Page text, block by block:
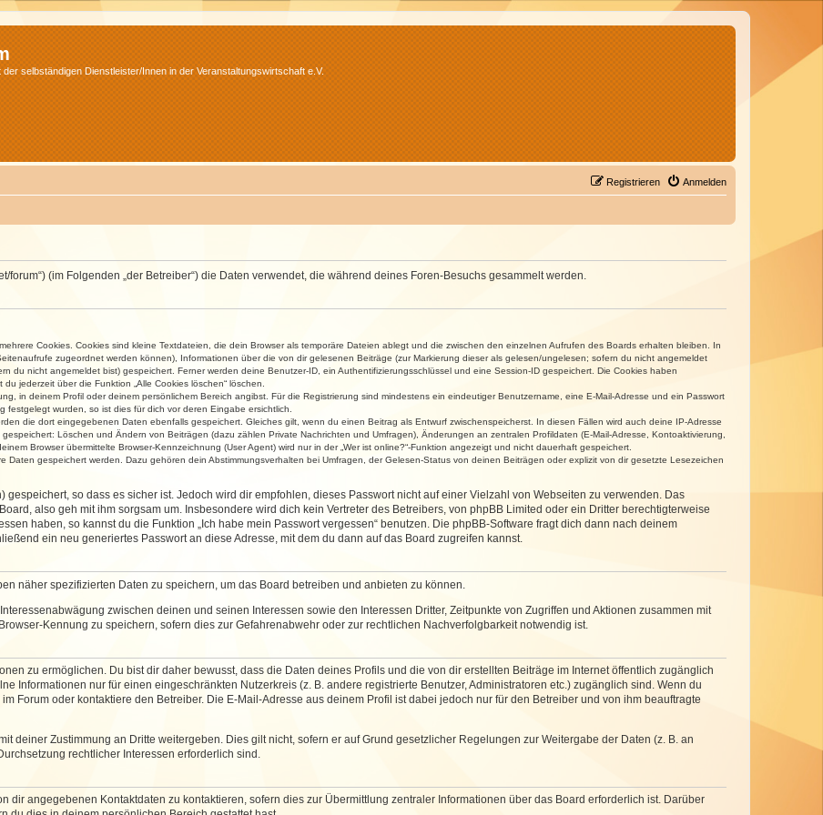
selbständigen Dienstleister/Innen in der Veranstaltungswirtschaft e.V.
Anmelden
Registrieren
forum“) (im Folgenden „der Betreiber“) die Daten verwendet, die während deines Foren-Besuchs gesammelt werden.
Cookies. Cookies sind kleine Textdateien, die dein Browser als temporäre Dateien ablegt und die zwischen den einzelnen Aufrufen des Boards erhalten bleiben. In
zugeordnet werden können), Informationen über die von dir gelesenen Beiträge (zur Markierung dieser als gelesen/ungelesen; sofern du nicht angemeldet
du nicht angemeldet bist) gespeichert. Ferner werden deine Benutzer-ID, ein Authentifizierungsschlüssel und eine Session-ID gespeichert. Die Cookies haben
jederzeit über die Funktion „Alle Cookies löschen“ löschen.
in deinem Profil oder deinem persönlichem Bereich angibst. Für die Registrierung sind mindestens ein eindeutiger Benutzername, eine E-Mail-Adresse und ein Passwort
wurden, so ist dies für dich vor deren Eingabe ersichtlich.
die dort eingegebenen Daten ebenfalls gespeichert. Gleiches gilt, wenn du einen Beitrag als Entwurf zwischenspeicherst. In diesen Fällen wird auch deine IP-Adresse
Löschen und Ändern von Beiträgen (dazu zählen Private Nachrichten und Umfragen), Änderungen an zentralen Profildaten (E-Mail-Adresse, Kontoaktivierung,
Browser übermittelte Browser-Kennzeichnung (User Agent) wird nur in der „Wer ist online?“-Funktion angezeigt und nicht dauerhaft gespeichert.
Daten gespeichert werden. Dazu gehören dein Abstimmungsverhalten bei Umfragen, der Gelesen-Status von deinen Beiträgen oder explizit von dir gesetzte Lesezeichen
so dass es sicher ist. Jedoch wird dir empfohlen, dieses Passwort nicht auf einer Vielzahl von Webseiten zu verwenden. Das
also geh mit ihm sorgsam um. Insbesondere wird dich kein Vertreter des Betreibers, von phpBB Limited oder ein Dritter berechtigterweise
haben, so kannst du die Funktion „Ich habe mein Passwort vergessen“ benutzen. Die phpBB-Software fragt dich dann nach deinem
ein neu generiertes Passwort an diese Adresse, mit dem du dann auf das Board zugreifen kannst.
näher spezifizierten Daten zu speichern, um das Board betreiben und anbieten zu können.
zwischen deinen und seinen Interessen sowie den Interessen Dritter, Zeitpunkte von Zugriffen und Aktionen zusammen mit
Kennung zu speichern, sofern dies zur Gefahrenabwehr oder zur rechtlichen Nachverfolgbarkeit notwendig ist.
zu ermöglichen. Du bist dir daher bewusst, dass die Daten deines Profils und die von dir erstellten Beiträge im Internet öffentlich zugänglich
Informationen nur für einen eingeschränkten Nutzerkreis (z. B. andere registrierte Benutzer, Administratoren etc.) zugänglich sind. Wenn du
Forum oder kontaktiere den Betreiber. Die E-Mail-Adresse aus deinem Profil ist dabei jedoch nur für den Betreiber und von ihm beauftragte
deiner Zustimmung an Dritte weitergeben. Dies gilt nicht, sofern er auf Grund gesetzlicher Regelungen zur Weitergabe der Daten (z. B. an
rechtlicher Interessen erforderlich sind.
dir angegebenen Kontaktdaten zu kontaktieren, sofern dies zur Übermittlung zentraler Informationen über das Board erforderlich ist. Darüber